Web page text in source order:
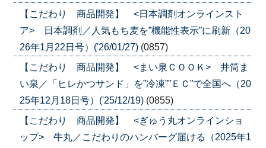
【こだわり 商品開発】 <日本調剤オンラインスト
ア> 日本調剤／人気もち麦を”機能性表示”に刷新（20
26年1月22日号）('26/01/27) (0857)
【こだわり 商品開発】 <まい泉ＣＯＯＫ> 井筒ま
い泉／「ヒレかつサンド」を”冷凍””ＥＣ”で全国へ（20
25年12月18日号）('25/12/19) (0855)
【こだわり 商品開発】 <ぎゅう丸オンラインショ
ップ> 牛丸／こだわりのハンバーグ届ける（2025年1